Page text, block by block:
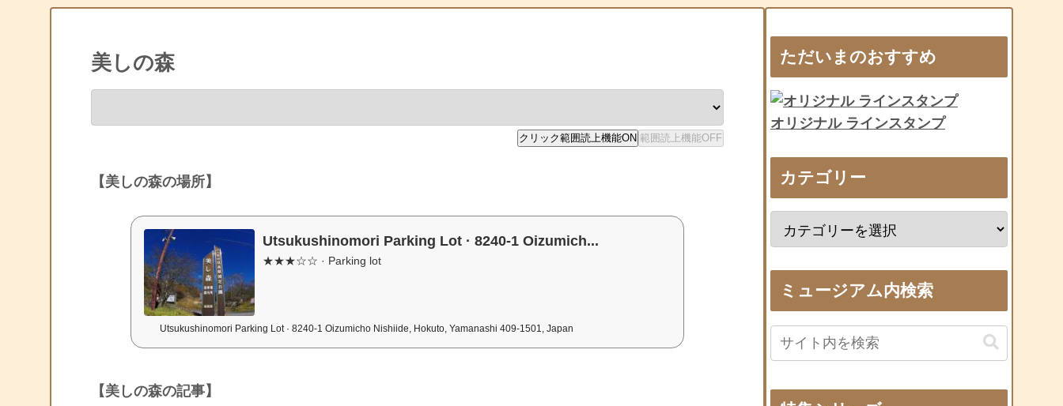
美しの森
【美しの森の場所】
Utsukushinomori Parking Lot · 8240-1 Oizumich...
★★★☆☆ · Parking lot
Utsukushinomori Parking Lot · 8240-1 Oizumicho Nishiide, Hokuto, Yamanashi 409-1501, Japan
【美しの森の記事】
ただいまのおすすめ
オリジナル ラインスタンプ
カテゴリー
ミュージアム内検索